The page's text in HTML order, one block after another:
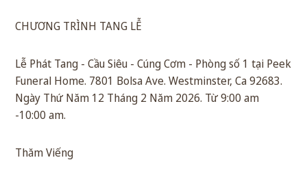
CHƯƠNG TRÌNH TANG LỄ
Lễ Phát Tang - Cầu Siêu - Cúng Cơm - Phòng số 1 tại Peek
Funeral Home. 7801 Bolsa Ave. Westminster, Ca 92683.
Ngày Thứ Năm 12 Tháng 2 Năm 2026. Từ 9:00 am
-10:00 am.
Thăm Viếng